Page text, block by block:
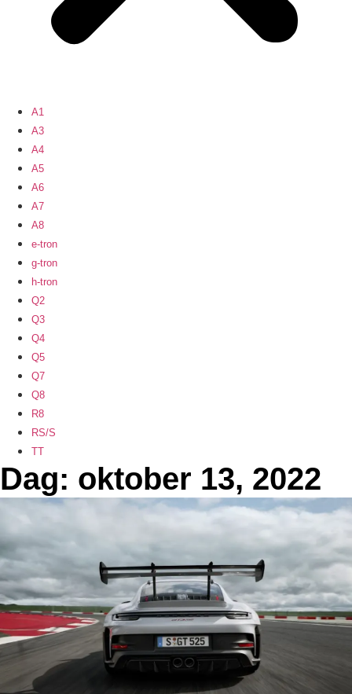
A1
A3
A4
A5
A6
A7
A8
e-tron
g-tron
h-tron
Q2
Q3
Q4
Q5
Q7
Q8
R8
RS/S
TT
Dag: oktober 13, 2022